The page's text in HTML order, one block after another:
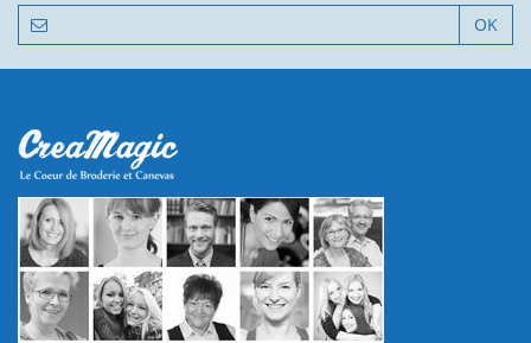
OK